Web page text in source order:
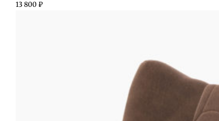
13 800 ₽